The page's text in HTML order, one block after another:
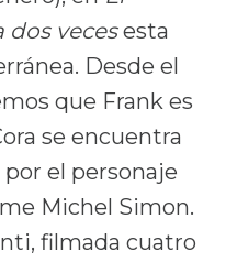
dos vecesesta
Desde el
que Frank es
se encuentra
el personaje
Michel Simon.
filmada cuatro